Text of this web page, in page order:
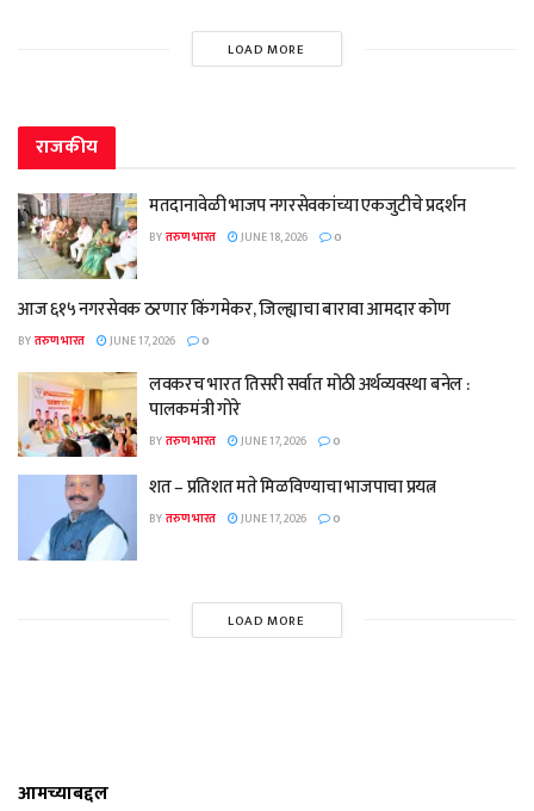
LOAD MORE
राजकीय
मतदानावेळी भाजप नगरसेवकांच्या एकजुटीचे प्रदर्शन
BYतरुण भारत JUNE 18, 2026 0
आज ६१५ नगरसेवक ठरणार किंगमेकर, जिल्ह्याचा बारावा आमदार कोण
BYतरुण भारत JUNE 17, 2026 0
लवकरच भारत तिसरी सर्वात मोठी अर्थव्यवस्था बनेल :
पालकमंत्री गोरे
BYतरुण भारत JUNE 17, 2026 0
शत – प्रतिशत मते मिळविण्याचा भाजपाचा प्रयत्न
BYतरुण भारत JUNE 17, 2026 0
LOAD MORE
आमच्याबद्दल